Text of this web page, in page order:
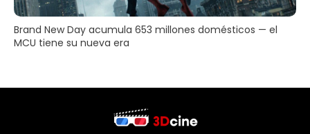
Brand New Day acumula 653 millones domésticos — el
MCU tiene su nueva era